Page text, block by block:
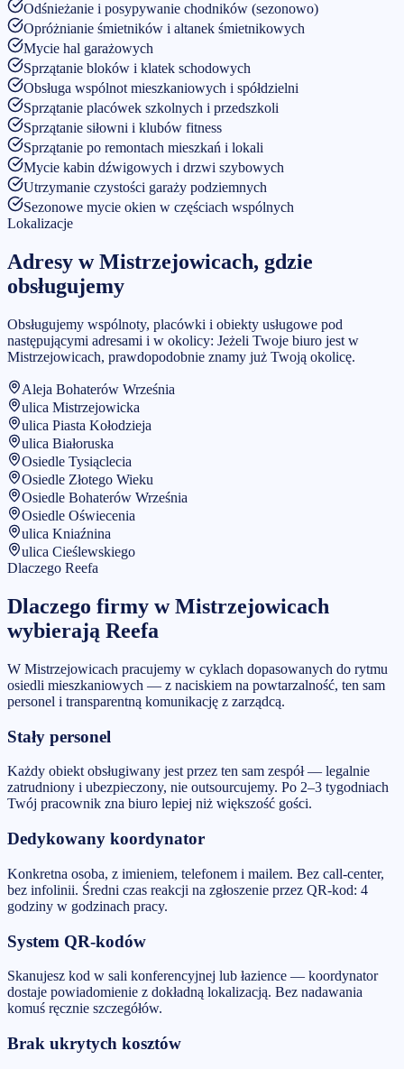
Odśnieżanie i posypywanie chodników (sezonowo)
Opróżnianie śmietników i altanek śmietnikowych
Mycie hal garażowych
Sprzątanie bloków i klatek schodowych
Obsługa wspólnot mieszkaniowych i spółdzielni
Sprzątanie placówek szkolnych i przedszkoli
Sprzątanie siłowni i klubów fitness
Sprzątanie po remontach mieszkań i lokali
Mycie kabin dźwigowych i drzwi szybowych
Utrzymanie czystości garaży podziemnych
Sezonowe mycie okien w częściach wspólnych
Lokalizacje
Adresy wMistrzejowicach, gdzie
obsługujemy
Obsługujemy wspólnoty, placówki i obiekty usługowe pod
następującymi adresami i w okolicy: Jeżeli Twoje biuro jest w
Mistrzejowicach, prawdopodobnie znamy już Twoją okolicę.
Aleja Bohaterów Września
ulica Mistrzejowicka
ulica Piasta Kołodzieja
ulica Białoruska
Osiedle Tysiąclecia
Osiedle Złotego Wieku
Osiedle Bohaterów Września
Osiedle Oświecenia
ulica Kniaźnina
ulica Cieślewskiego
Dlaczego Reefa
Dlaczego firmy wMistrzejowicach
wybierają Reefa
W Mistrzejowicach pracujemy w cyklach dopasowanych do rytmu
osiedli mieszkaniowych — z naciskiem na powtarzalność, ten sam
personel i transparentną komunikację z zarządcą.
Stały personel
Każdy obiekt obsługiwany jest przez ten sam zespół — legalnie
zatrudniony i ubezpieczony, nie outsourcujemy. Po 2–3 tygodniach
Twój pracownik zna biuro lepiej niż większość gości.
Dedykowany koordynator
Konkretna osoba, z imieniem, telefonem i mailem. Bez call-center,
bez infolinii. Średni czas reakcji na zgłoszenie przez QR-kod: 4
godziny w godzinach pracy.
System QR-kodów
Skanujesz kod w sali konferencyjnej lub łazience — koordynator
dostaje powiadomienie z dokładną lokalizacją. Bez nadawania
komuś ręcznie szczegółów.
Brak ukrytych kosztów